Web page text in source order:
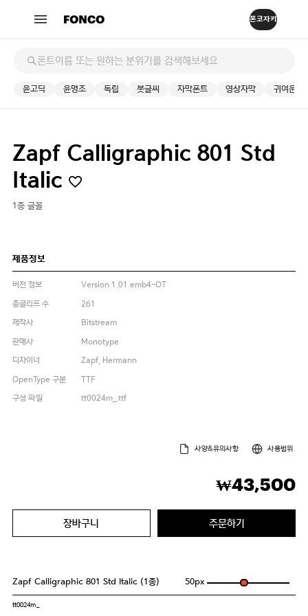
윤고딕 윤명조 독립 붓글씨 자막폰트 영상자막 귀여운
Zapf Calligraphic 801 Std
Italic
1종 글꼴
제품정보
버전 정보
Version 1.01 emb4-OT
총글리프 수
261
제작사
Bitstream
판매사
Monotype
디자이너
Zapf, Hermann
OpenType 구분
TTF
구성 파일
tt0024m_.ttf
사양&유의사항 사용범위
₩43,500
장바구니 주문하기
Zapf Calligraphic 801 Std Italic (1종) 50px
tt0024m_